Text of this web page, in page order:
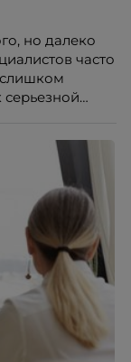
но далеко
часто
Ускова,
самые
объясняет,